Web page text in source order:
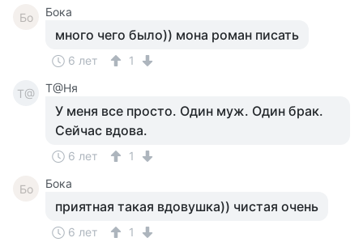
Бо Бока
много чего было)) мона роман писать
6 лет 1
Т@ Т@Ня
У меня все просто. Один муж. Один брак.
Сейчас вдова.
6 лет 1
Бо Бока
приятная такая вдовушка)) чистая очень
6 лет 1